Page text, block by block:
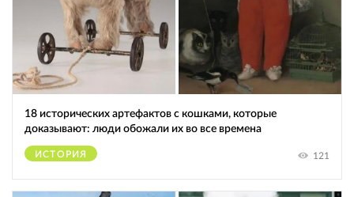
18 исторических артефактов с кошками, которые
доказывают: люди обожали их во все времена
ИСТОРИЯ 121